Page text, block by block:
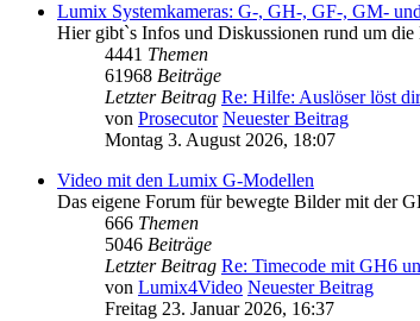
Lumix Systemkameras: G-, GH-, GF-, GM-
Hier gibt`s Infos und Diskussionen rund um
4441 Themen
61968 Beiträge
Letzter Beitrag Re: Hilfe: Auslöser löst
von Prosecutor Neuester Beitrag
Montag 3. August 2026, 18:07
Video mit den Lumix G-Modellen
Das eigene Forum für bewegte Bilder mit der
666 Themen
5046 Beiträge
Letzter Beitrag Re: Timecode mit GH6
von Lumix4Video Neuester Beitrag
Freitag 23. Januar 2026, 16:37